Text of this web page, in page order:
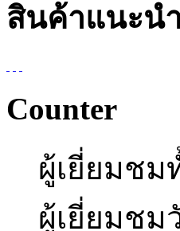
สินค้าแนะนำ
Counter
ผู้เยี่ยมชม
ผู้เยี่ยมชม